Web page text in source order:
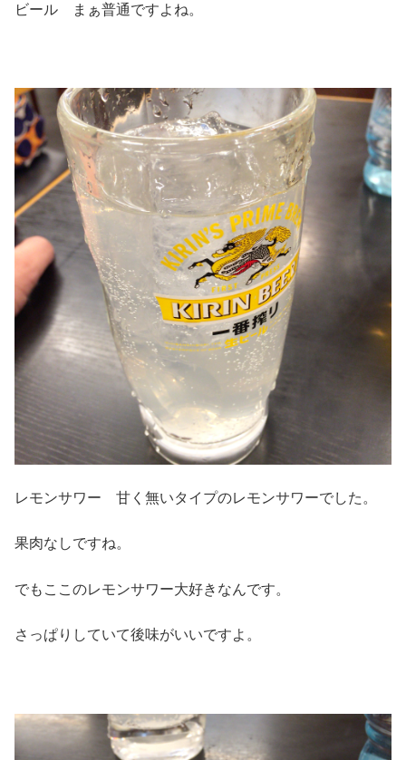
ビール まぁ普通ですよね。
レモンサワー 甘く無いタイプのレモンサワーでした。
果肉なしですね。
でもここのレモンサワー大好きなんです。
さっぱりしていて後味がいいですよ。